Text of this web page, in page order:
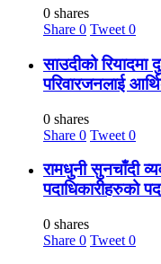
0 shares
Share 0 Tweet 0
साउदीको रियादमा
परिवारजनलाई
0 shares
Share 0 Tweet 0
रामधुनी सुनचाँदी
पदाधिकारीहरुको
0 shares
Share 0 Tweet 0